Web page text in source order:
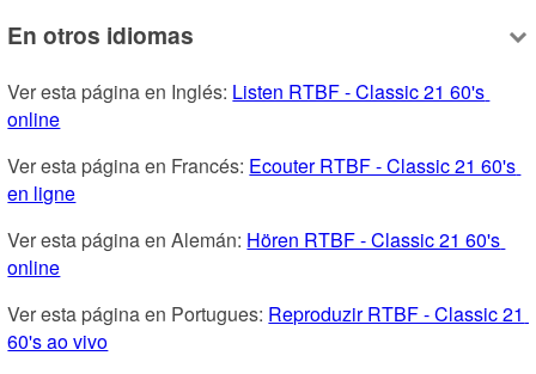
En otros idiomas
Ver esta página en Inglés: Listen RTBF - Classic 21 60's
online
Ver esta página en Francés: Ecouter RTBF - Classic 21 60's
en ligne
Ver esta página en Alemán: Hören RTBF - Classic 21 60's
online
Ver esta página en Portugues: Reproduzir RTBF - Classic 21
60's ao vivo